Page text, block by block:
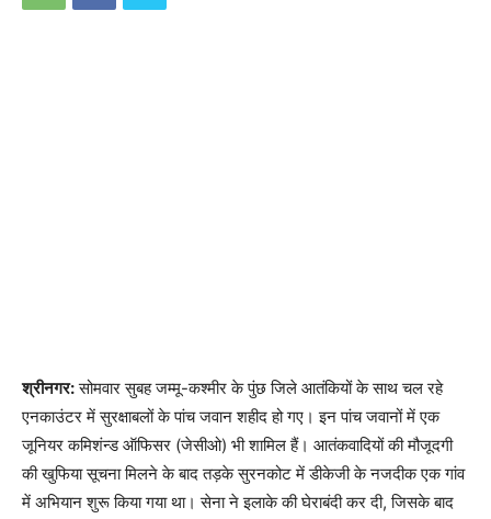
श्रीनगर:सोमवार सुबह जम्मू-कश्मीर के पुंछ जिले आतंकियों के साथ चल रहे
एनकाउंटर में सुरक्षाबलों के पांच जवान शहीद हो गए। इन पांच जवानों में एक
जूनियर कमिशंन्ड ऑफिसर (जेसीओ) भी शामिल हैं। आतंकवादियों की मौजूदगी
की खुफिया सूचना मिलने के बाद तड़के सुरनकोट में डीकेजी के नजदीक एक गांव
में अभियान शुरू किया गया था। सेना ने इलाके की घेराबंदी कर दी, जिसके बाद